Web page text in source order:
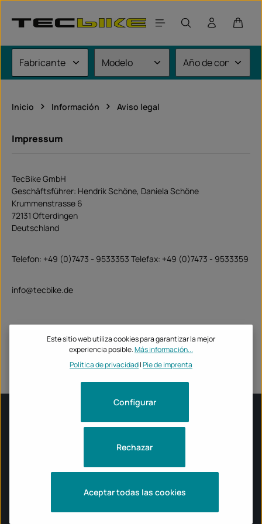
El
Inicio Información Aviso legal
Impressum
TecBike GmbH
Geschäftsführer: Hendrik Schöne, Daniela Schöne
Krummenstrasse 6
72131 Ofterdingen
Deutschland
Telefon: +49 (0)7473 - 9533353 Telefax: +49 (0)7473 - 9533359
info@tecbike.de
Registergericht: Amtsgericht Stuttgart, HRB 723048
HORARIO DE APERTURA DE LA TIENDA TECBIKE
MARCAS DE MOTOCICLETAS
Este sitio web utiliza cookies para garantizar la mejor
experiencia posible.Más información...
Política de privacidad|Pie de imprenta
Rechazar
Configurar
Aceptar todas las cookies